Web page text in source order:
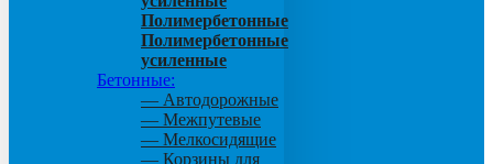
Полимербетонные
Полимербетонные
усиленные
Бетонные:
— Автодорожные
— Межпутевые
— Мелкосидящие
— Корзины для